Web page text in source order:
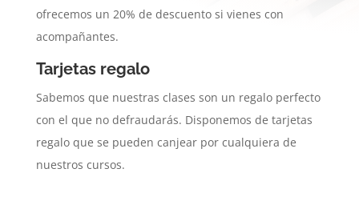
ofrecemos un 20% de descuento si vienes con
acompañantes.
Tarjetas regalo
Sabemos que nuestras clases son un regalo perfecto
con el que no defraudarás. Disponemos de tarjetas
regalo que se pueden canjear por cualquiera de
nuestros cursos.